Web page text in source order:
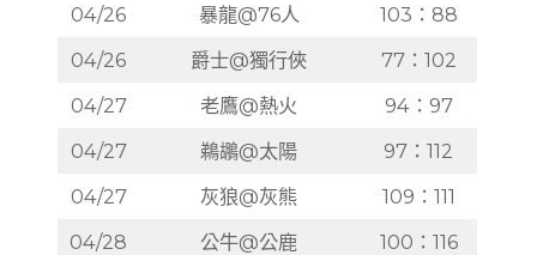
04/26
暴龍@76人
103：88
04/26
爵士@獨行俠
77：102
04/27
老鷹@熱火
94：97
04/27
鵜鶘@太陽
97：112
04/27
灰狼@灰熊
109：111
04/28
公牛@公鹿
100：116